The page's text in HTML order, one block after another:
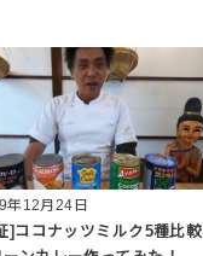
年12月24日
]ココナッツミルク5種比較